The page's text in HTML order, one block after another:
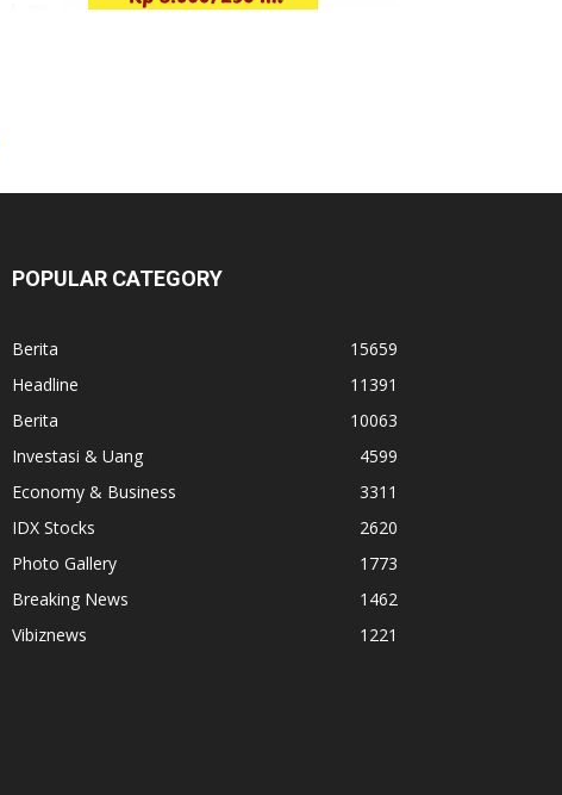
POPULAR CATEGORY
Berita
15659
Headline
11391
Berita
10063
Investasi & Uang
4599
Economy & Business
3311
IDX Stocks
2620
Photo Gallery
1773
Breaking News
1462
Vibiznews
1221